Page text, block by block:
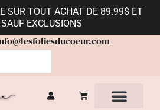
SUR TOUT ACHAT DE 89.99$ ET
EXCLUSIONS